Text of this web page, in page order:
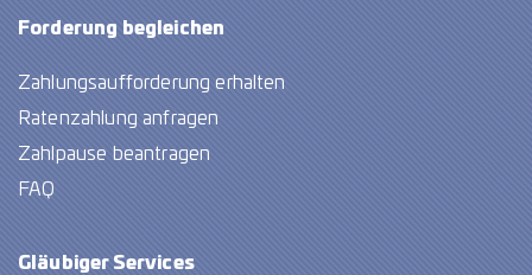
Forderung begleichen
Zahlungsaufforderung erhalten
Ratenzahlung anfragen
Zahlpause beantragen
FAQ
Gläubiger Services